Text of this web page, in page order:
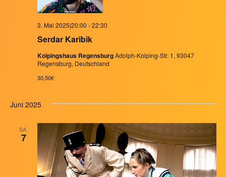
Serdar Karibik
3. Mai 2025|20:00 -22:30
Kolpingshaus RegensburgAdolph-Kolping-Str. 1, 93047
Regensburg, Deutschland
30,50€
Juni 2025
SA.
7